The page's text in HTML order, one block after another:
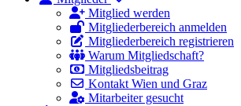
Mitglied werden
Mitgliederbereich anmelden
Mitgliederbereich registrieren
Warum Mitgliedschaft?
Mitgliedsbeitrag
Kontakt Wien und Graz
Mitarbeiter gesucht